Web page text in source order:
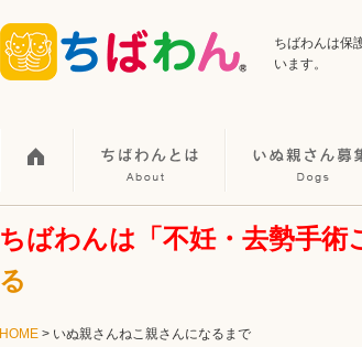
ちばわんは保
います。
ちばわんは「不妊・去勢手術
る
HOME > いぬ親さんねこ親さんになるまで